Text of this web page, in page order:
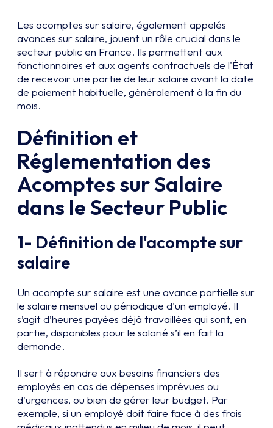
Les acomptes sur salaire, également appelés
avances sur salaire, jouent un rôle crucial dans le
secteur public en France. Ils permettent aux
fonctionnaires et aux agents contractuels de l'État
de recevoir une partie de leur salaire avant la date
de paiement habituelle, généralement à la fin du
mois.
Définition et
Réglementation des
Acomptes sur Salaire
dans le Secteur Public
1- Définition de l'acompte sur
salaire
Un acompte sur salaire est une avance partielle sur
le salaire mensuel ou périodique d'un employé. Il
s’agit d’heures payées déjà travaillées qui sont, en
partie, disponibles pour le salarié s’il en fait la
demande.
Il sert à répondre aux besoins financiers des
employés en cas de dépenses imprévues ou
d'urgences, ou bien de gérer leur budget. Par
exemple, si un employé doit faire face à des frais